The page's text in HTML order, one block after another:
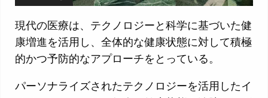
現代の医療は、テクノロジーと科学に基づいた健
康増進を活用し、全体的な健康状態に対して積極
的かつ予防的なアプローチをとっている。
パーソナライズされたテクノロジーを活用したイ